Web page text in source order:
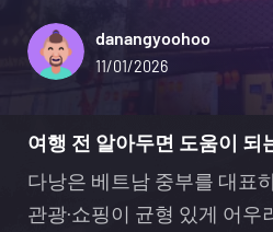
11/01/2026
danangyoohoo
여행 전 알아두면 도움이 되
다낭은 베트남 중부를 대표
관광·쇼핑이 균형 있게 어우